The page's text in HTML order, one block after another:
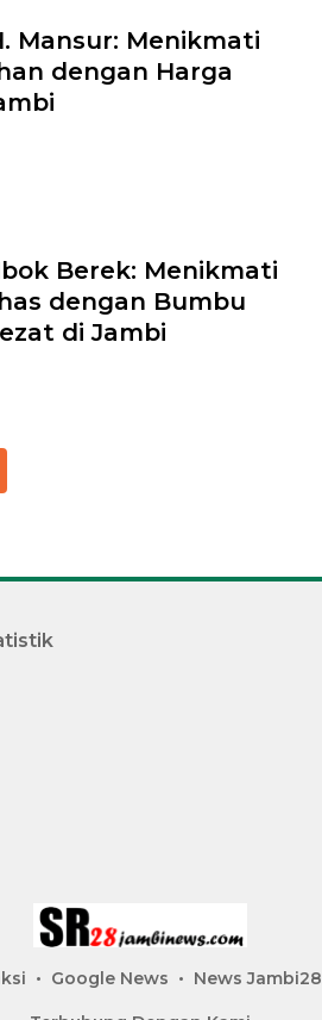
Mansur: Menikmati
dengan Harga
Berek: Menikmati
dengan Bumbu
di Jambi
Google News News Jambi28